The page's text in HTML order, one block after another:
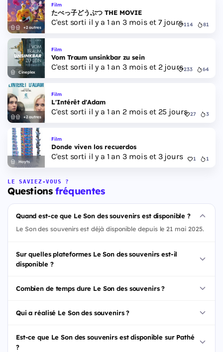
+2 autres
Film
たべっ子どうぶつ THE MOVIE
C'est sorti il y a 1 an 3 mois et 7 jours 114 81
Cineplex
Film
Vom Traum unsinkbar zu sein
C'est sorti il y a 1 an 3 mois et 2 jours233 64
+2 autres
Film
L'Intérêt d'Adam
C'est sorti il y a 1 an 2 mois et 25 jours 27 3
Hoyts
Film
Donde viven los recuerdos
C'est sorti il y a 1 an 3 mois et 3 jours 1 1
LE SAVIEZ-VOUS ?
Questionsfréquentes
Quand est-ce que Le Son des souvenirs est disponible ?
Le Son des souvenirs est déjà disponible depuis le 21 mai 2025.
Sur quelles plateformes Le Son des souvenirs est-il
disponible ?
Combien de temps dure Le Son des souvenirs ?
Qui a réalisé Le Son des souvenirs ?
Est-ce que Le Son des souvenirs est disponible sur Pathé
?